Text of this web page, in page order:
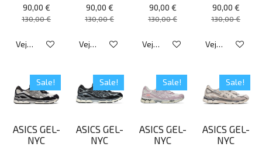
90,00 €
130,00 €
Veja detalhes
90,00 €
130,00 €
Veja detalhes
90,00 €
130,00 €
Veja detalhes
90,00 €
130,00 €
Veja detalhes
Sale!
ASICS GEL-
NYC
Sale!
ASICS GEL-
NYC
Sale!
ASICS GEL-
NYC
Sale!
ASICS GEL-
NYC